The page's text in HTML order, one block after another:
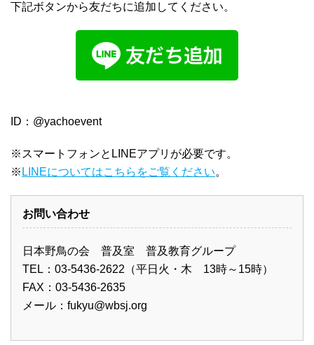
下記ボタンから友だちに追加してください。
ID：@yachoevent
※スマートフォンとLINEアプリが必要です。
※ LINEについてはこちらをご覧ください。
お問い合わせ
日本野鳥の会 普及室 普及教育グループ
TEL：03-5436-2622（平日火・木 13時～15時）
FAX：03-5436-2635
メール： fukyu@wbsj.org